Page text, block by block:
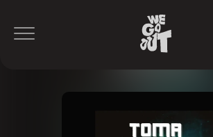
Crema
https://www.instagram.com/cremaclub_/